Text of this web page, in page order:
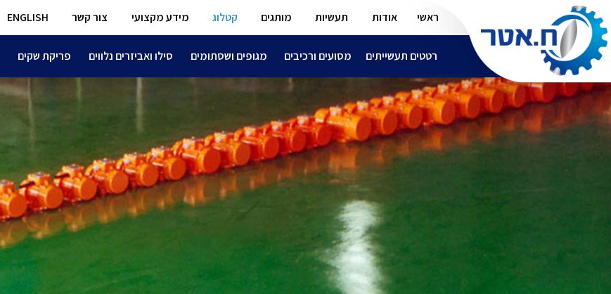
ראשי אודות תעשיות מותגים קטלוג מידע מקצועי צור קשר ENGLISH
רטטים תעשייתים מסועים ורכיבים מגופים ושסתומים סילו ואביזרים נלווים פריקת שקים